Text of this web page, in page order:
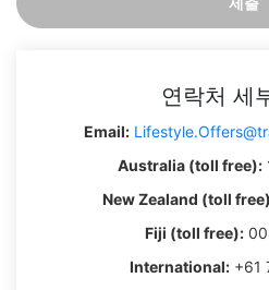
연락처 세
Email:
Australia (toll free):
New Zealand (toll
Fiji (toll free):
International: +61